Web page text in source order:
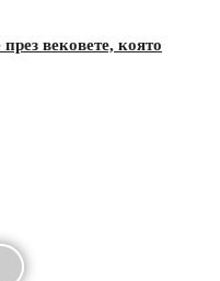
вековете, която